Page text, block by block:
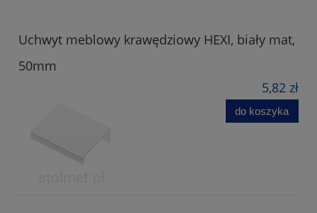
Uchwyt meblowy krawędziowy HEXI, biały mat,
50mm
5,82 zł
do koszyka